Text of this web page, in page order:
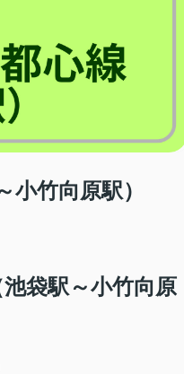
竹向原駅）
袋駅～小竹向原